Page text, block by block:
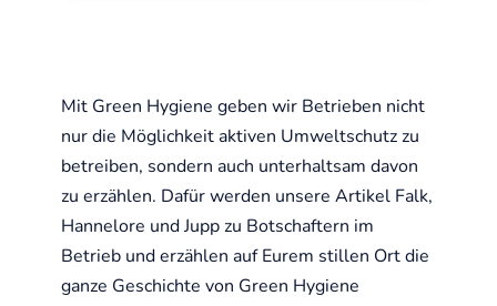
Mit Green Hygiene geben wir Betrieben nicht
nur die Möglichkeit aktiven Umweltschutz zu
betreiben, sondern auch unterhaltsam davon
zu erzählen. Dafür werden unsere Artikel Falk,
Hannelore und Jupp zu Botschaftern im
Betrieb und erzählen auf Eurem stillen Ort die
ganze Geschichte von Green Hygiene